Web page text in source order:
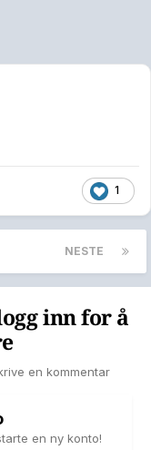
1
NESTE
inn for å
en kommentar
en ny konto!